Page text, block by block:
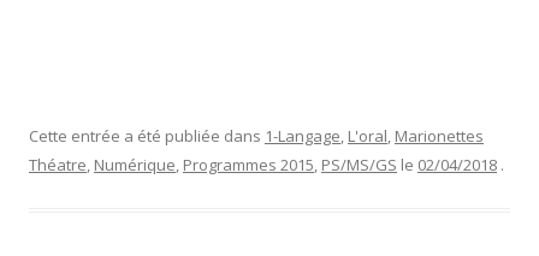
Cette entrée a été publiée dans 1-Langage, L'oral, Marionettes
Théatre, Numérique, Programmes 2015, PS/MS/GS le 02/04/2018 .